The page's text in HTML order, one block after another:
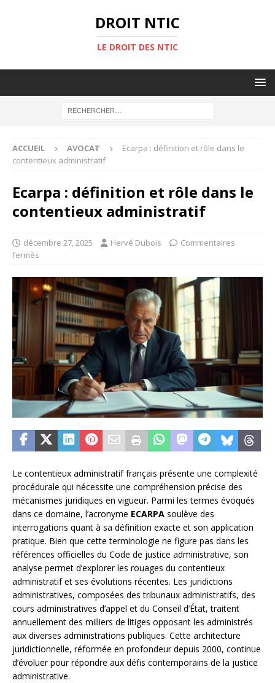
DROIT NTIC
LE DROIT DES NTIC
ACCUEIL AVOCAT
Ecarpa : définition et rôle dans le
contentieux administratif
Ecarpa : définition et rôle dans le
contentieux administratif
décembre 27, 2025 Hervé Dubois
Commentaires
fermés
Le contentieux administratif français présente une complexité
procédurale qui nécessite une compréhension précise des
mécanismes juridiques en vigueur. Parmi les termes évoqués
dans ce domaine, l’acronyme ECARPA soulève des
interrogations quant à sa définition exacte et son application
pratique. Bien que cette terminologie ne figure pas dans les
références officielles du Code de justice administrative, son
analyse permet d’explorer les rouages du contentieux
administratif et ses évolutions récentes. Les juridictions
administratives, composées des tribunaux administratifs, des
cours administratives d’appel et du Conseil d’État, traitent
annuellement des milliers de litiges opposant les administrés
aux diverses administrations publiques. Cette architecture
juridictionnelle, réformée en profondeur depuis 2000, continue
d’évoluer pour répondre aux défis contemporains de la justice
administrative.